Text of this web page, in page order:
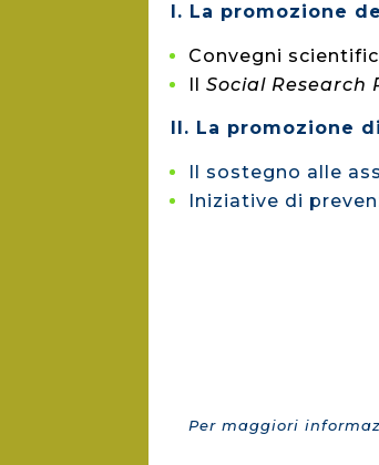
I. La promozione
Convegni
IlSocial Research
II. La promozione
Il sostegno alle
Iniziative di
Per maggiori